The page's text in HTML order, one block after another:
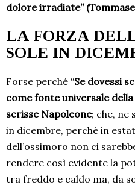
dolore irradiate”
LA FORZA
SOLE IN
Forse perché “Se dovessi
come fonte universale
scrisse Napoleone; che, ne
in dicembre, perché in
dell’ossimoro non ci
rendere così evidente la
tra freddo e caldo ma, da